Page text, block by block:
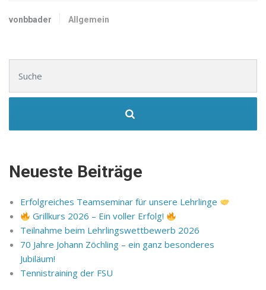
vonbbader Allgemein
Neueste Beiträge
Erfolgreiches Teamseminar für unsere Lehrlinge
Grillkurs 2026 – Ein voller Erfolg!
Teilnahme beim Lehrlingswettbewerb 2026
70 Jahre Johann Zöchling – ein ganz besonderes
Jubiläum!
Tennistraining der FSU